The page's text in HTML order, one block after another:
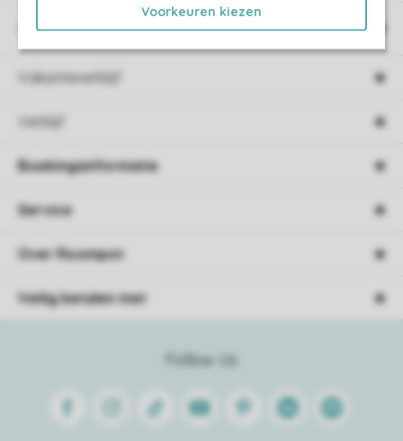
Voorkeuren kiezen
Campings
Vakantieverblijf
Verblijf
Follow Us
FacebookInstagram
Tiktok Youtube PinterestLinkedinSpotify
Boekingsinformatie
Service
Over Roompot
Veilig betalen met